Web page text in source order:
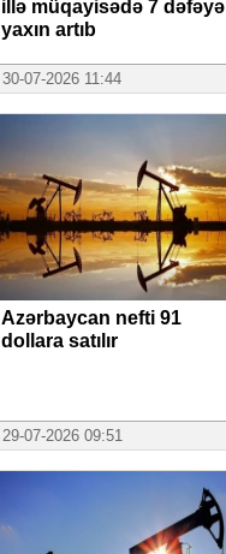
illə müqayisədə 7 dəfəyə
yaxın artıb
30-07-2026 11:44
Azərbaycan nefti 91
dollara satılır
29-07-2026 09:51